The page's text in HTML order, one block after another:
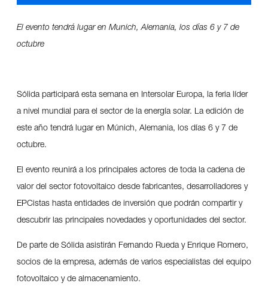
El evento tendrá lugar en Munich, Alemania, los días 6 y 7 de
octubre
Sólida participará esta semana en Intersolar Europa, la feria líder
a nivel mundial para el sector de la energía solar. La edición de
este año tendrá lugar en Múnich, Alemania, los días 6 y 7 de
octubre.
El evento reunirá a los principales actores de toda la cadena de
valor del sector fotovoltaico desde fabricantes, desarrolladores y
EPCistas hasta entidades de inversión que podrán compartir y
descubrir las principales novedades y oportunidades del sector.
De parte de Sólida asistirán Fernando Rueda y Enrique Romero,
socios de la empresa, además de varios especialistas del equipo
fotovoltaico y de almacenamiento.